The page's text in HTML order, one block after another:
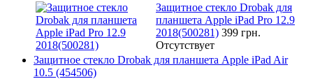
Защитное стекло Drobak для
планшета Apple iPad Pro 12.9
2018(500281) 399 грн.
Отсутствует
Защитное стекло Drobak для планшета Apple iPad Air
10.5 (454506)